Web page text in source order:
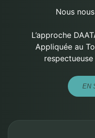
Nous
L’approche
Appliquée au
EN